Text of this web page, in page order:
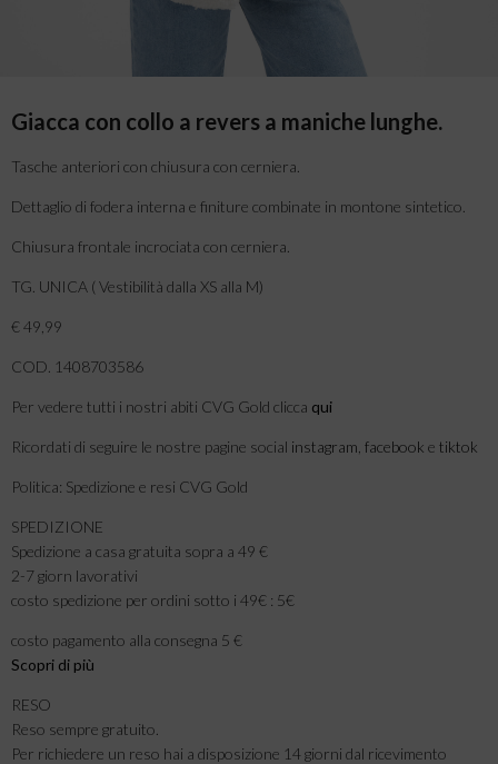
Giacca con collo a revers a maniche lunghe.
Tasche anteriori con chiusura con cerniera.
Dettaglio di fodera interna e finiture combinate in montone sintetico.
Chiusura frontale incrociata con cerniera.
TG. UNICA ( Vestibilità dalla XS alla M)
€ 49,99
COD. 1408703586
Per vedere tutti i nostri abiti CVG Gold clicca qui
Ricordati di seguire le nostre pagine social instagram facebook e tiktok
Politica: Spedizione e resi CVG Gold
SPEDIZIONE
Spedizione a casa gratuita sopra a 49 €
2-7 giorn lavorativi
costo spedizione per ordini sotto i 49€ : 5€
costo pagamento alla consegna 5 €
Scopri di più
RESO
Reso sempre gratuito.
Per richiedere un reso hai a disposizione 14 giorni dal ricevimento